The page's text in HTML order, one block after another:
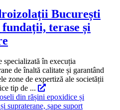
București
terase și
în execuția
de înaltă calitate și garantând
zone de expertiză ale societății
tip de ...